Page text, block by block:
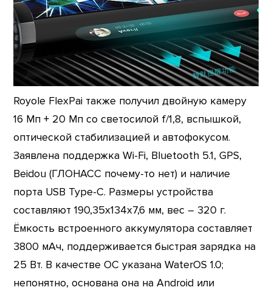
Royole FlexPai также получил двойную камеру
16 Мп + 20 Мп со светосилой f/1,8, вспышкой,
оптической стабилизацией и автофокусом.
Заявлена поддержка Wi-Fi, Bluetooth 5.1, GPS,
Beidou (ГЛОНАСС почему-то нет) и наличие
порта USB Type-C. Размеры устройства
составляют 190,35х134х7,6 мм, вес – 320 г.
Ёмкость встроенного аккумулятора составляет
3800 мАч, поддерживается быстрая зарядка на
25 Вт. В качестве ОС указана WaterOS 1.0;
непонятно, основана она на Android или